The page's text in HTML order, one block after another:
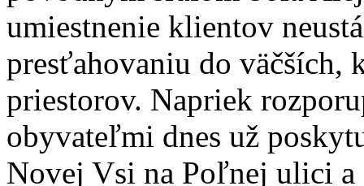
umiestnenie klientov
presťahovaniu do väčších,
priestorov. Napriek
obyvateľmi dnes už
Novej Vsi na Poľnej ulici a